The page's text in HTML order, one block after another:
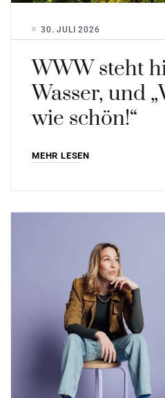
WWW steht
Wasser, und
wie schön!“
30. JULI 2026
MEHR LESEN